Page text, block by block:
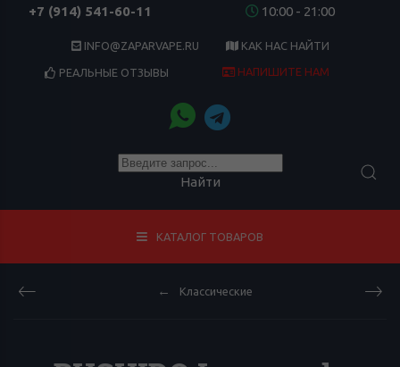
+7 (914) 541-60-11 10:00 - 21:00
INFO@ZAPARVAPE.RU КАК НАС НАЙТИ
РЕАЛЬНЫЕ ОТЗЫВЫ НАПИШИТЕ НАМ
Найти
КАТАЛОГ ТОВАРОВ
Классические